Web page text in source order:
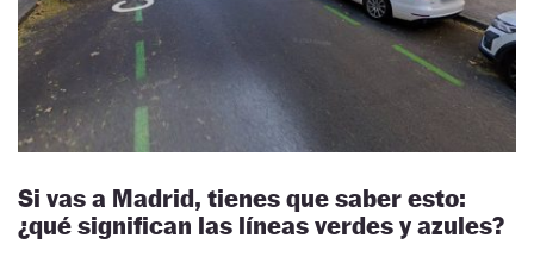
Si vas a Madrid, tienes que saber esto:
¿qué significan las líneas verdes y azules?